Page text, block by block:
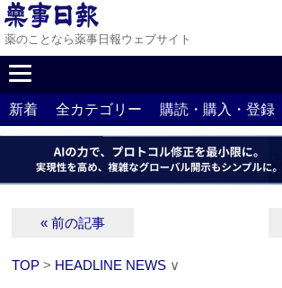
薬のことなら薬事日報ウェブサイト
新着 全カテゴリー 購読・購入・登録
« 前の記事
TOP > HEADLINE NEWS ∨